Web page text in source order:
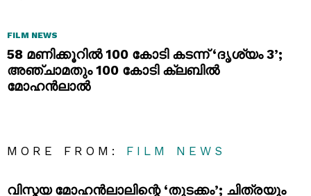
FILM NEWS
58 മണിക്കൂറിൽ 100 കോടി കടന്ന് ‘ദൃശ്യം 3’;
അഞ്ചാമതും 100 കോടി ക്ലബിൽ
മോഹൻലാൽ
MORE FROM: FILM NEWS
വിസ്മയ മോഹൻലാലിന്റെ ‘തുടക്കം’; ചിത്രയും